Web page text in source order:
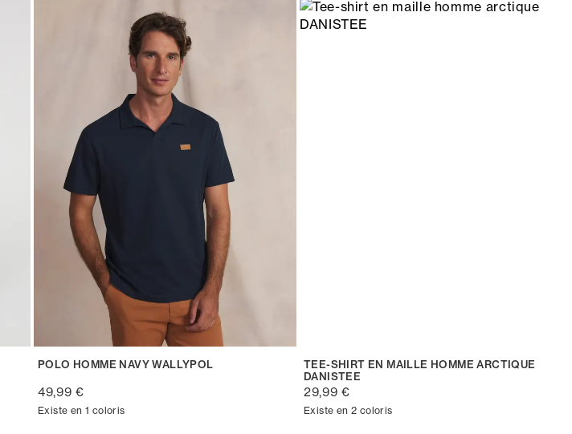
POLO HOMME NAVY WALLYPOL
49,99 €
Existe en 1 coloris
TEE-SHIRT EN MAILLE HOMME ARCTIQUE
DANISTEE
29,99 €
Existe en 2 coloris